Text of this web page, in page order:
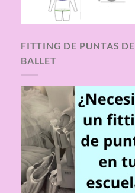
FITTING DE PUNTAS DE
BALLET